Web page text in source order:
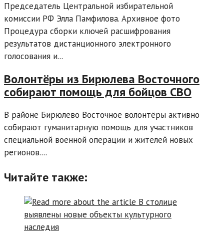
Председатель Центральной избирательной
комиссии РФ Элла Памфилова. Архивное фото
Процедура сборки ключей расшифрования
результатов дистанционного электронного
голосования и...
Волонтёры из Бирюлева Восточного
собирают помощь для бойцов СВО
В районе Бирюлево Восточное волонтёры активно
собирают гуманитарную помощь для участников
специальной военной операции и жителей новых
регионов....
Читайте также: